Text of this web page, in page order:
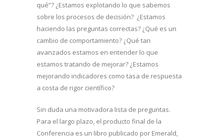
qué”? ¿Estamos explotando lo que sabemos
sobre los procesos de decisión? ¿Estamos
haciendo las preguntas correctas? ¿Qué es un
cambio de comportamiento? ¿Qué tan
avanzados estamos en entender lo que
estamos tratando de mejorar? ¿Estamos
mejorando indicadores como tasa de respuesta
a costa de rigor científico?
Sin duda una motivadora lista de preguntas.
Para el largo plazo, el producto final de la
Conferencia es un libro publicado por Emerald,